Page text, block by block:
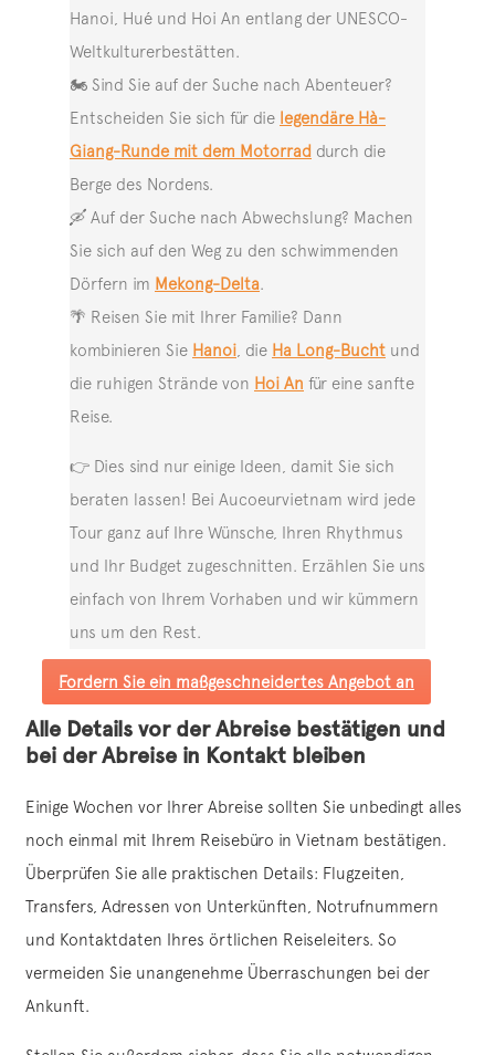
Hanoi, Hué und Hoi An entlang der UNESCO-
Weltkulturerbestätten.
🏍️ Sind Sie auf der Suche nach Abenteuer?
Entscheiden Sie sich für die legendäre Hà-
Giang-Runde mit dem Motorrad durch die
Berge des Nordens.
🛶 Auf der Suche nach Abwechslung? Machen
Sie sich auf den Weg zu den schwimmenden
Dörfern im Mekong-Delta.
🌴 Reisen Sie mit Ihrer Familie? Dann
kombinieren Sie Hanoi , die Ha Long-Bucht und
die ruhigen Strände von Hoi An für eine sanfte
Reise.
👉 Dies sind nur einige Ideen, damit Sie sich
beraten lassen! Bei Aucoeurvietnam wird jede
Tour ganz auf Ihre Wünsche, Ihren Rhythmus
und Ihr Budget zugeschnitten. Erzählen Sie uns
einfach von Ihrem Vorhaben und wir kümmern
uns um den Rest.
Fordern Sie ein maßgeschneidertes Angebot an
Alle Details vor der Abreise bestätigen und
bei der Abreise in Kontakt bleiben
Einige Wochen vor Ihrer Abreise sollten Sie unbedingt alles
noch einmal mit Ihrem Reisebüro in Vietnam bestätigen.
Überprüfen Sie alle praktischen Details: Flugzeiten,
Transfers, Adressen von Unterkünften, Notrufnummern
und Kontaktdaten Ihres örtlichen Reiseleiters. So
vermeiden Sie unangenehme Überraschungen bei der
Ankunft.